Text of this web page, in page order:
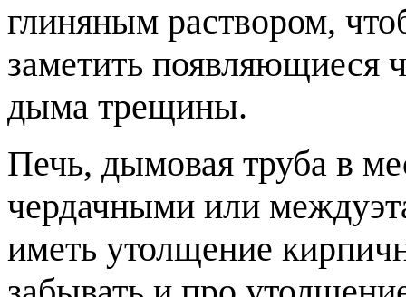
глиняным раствором,
заметить появляющиеся
дыма трещины.
Печь, дымовая труба в
чердачными или
иметь утолщение